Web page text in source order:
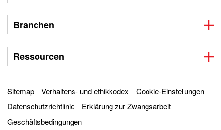
Branchen
Ressourcen
Sitemap Verhaltens- und ethikkodex
Cookie-Einstellungen
Datenschutzrichtlinie
Erklärung zur Zwangsarbeit
Geschäftsbedingungen